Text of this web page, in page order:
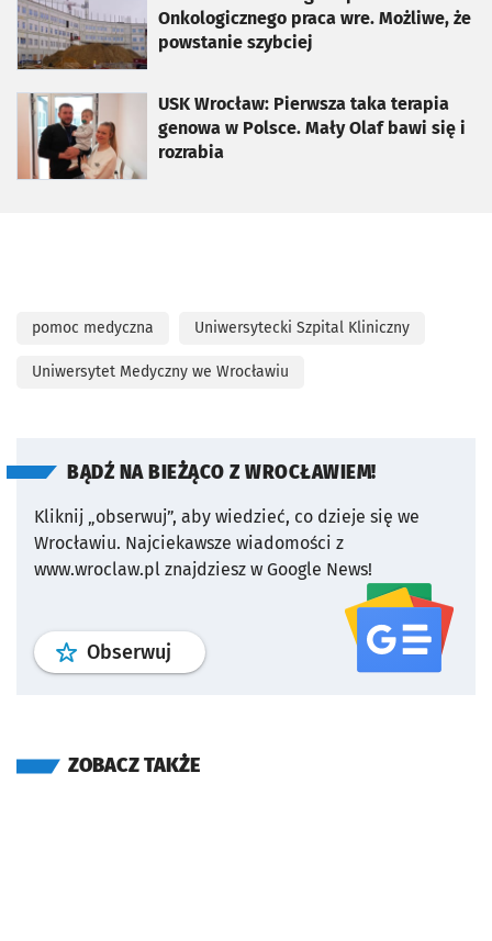
Onkologicznego praca wre. Możliwe, że
powstanie szybciej
USK Wrocław: Pierwsza taka terapia
genowa w Polsce. Mały Olaf bawi się i
rozrabia
otworzy się w nowej karcie
pomoc medyczna Uniwersytecki Szpital Kliniczny
Uniwersytet Medyczny we Wrocławiu
BĄDŹ NA BIEŻĄCO Z WROCŁAWIEM!
Kliknij „obserwuj”, aby wiedzieć, co dzieje się we
Wrocławiu. Najciekawsze wiadomości z
www.wroclaw.pl znajdziesz w Google News!
Obserwuj profil serwisu
ZOBACZ TAKŻE